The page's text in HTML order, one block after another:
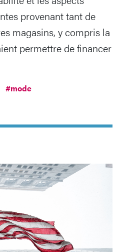
provenant tant de
magasins, y compris la
permettre de financer
#mode